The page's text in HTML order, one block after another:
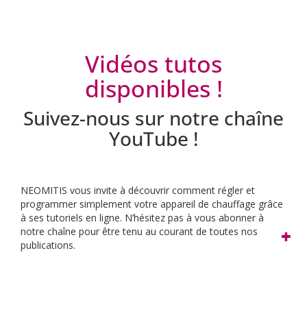
Vidéos tutos
disponibles !
Suivez-nous sur notre chaîne
YouTube !
NEOMITIS vous invite à découvrir comment régler et
programmer simplement votre appareil de chauffage grâce
à ses tutoriels en ligne. N’hésitez pas à vous abonner à
notre chaîne pour être tenu au courant de toutes nos
publications.